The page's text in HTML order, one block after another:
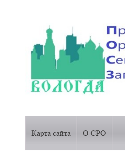
навигация
Карта сайта О СРО